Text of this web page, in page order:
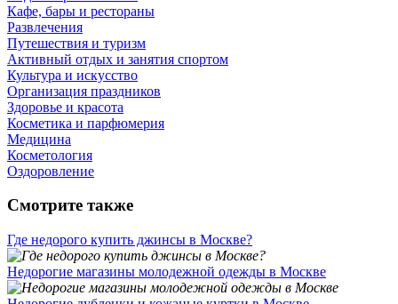
Кафе, бары и рестораны
Развлечения
Путешествия и туризм
Активный отдых и занятия спортом
Культура и искусство
Организация праздников
Здоровье и красота
Косметика и парфюмерия
Медицина
Косметология
Оздоровление
Смотрите также
Где недорого купить джинсы в Москве?
Недорогие магазины молодежной одежды в Москве